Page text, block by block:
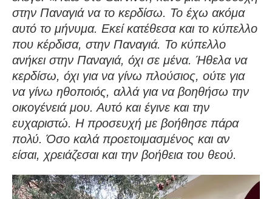
στην Παναγιά να το κερδίσω. Το έχω ακόμα
αυτό το μήνυμα. Εκεί κατέθεσα και το κύπελλο
που κέρδισα, στην Παναγιά. Το κύπελλο
ανήκει στην Παναγιά, όχι σε μένα. Ήθελα να
κερδίσω, όχι για να γίνω πλούσιος, ούτε για
να γίνω ηθοποιός, αλλά για να βοηθήσω την
οικογένειά μου. Αυτό και έγινε και την
ευχαριστώ. Η προσευχή με βοήθησε πάρα
πολύ. Όσο καλά προετοιμασμένος και αν
είσαι, χρειάζεσαι και την βοήθεια του θεού.